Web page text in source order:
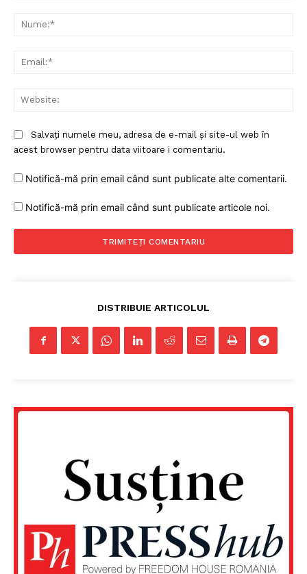
Un proiect
FREEDOM HOUSE ROMÂNIA
Salvați numele meu, adresa de e-mail și site-ul web în
acest browser pentru data viitoare i comentariu.
Notifică-mă prin email când sunt publicate alte comentarii.
Notifică-mă prin email când sunt publicate articole noi.
DISTRIBUIE ARTICOLUL